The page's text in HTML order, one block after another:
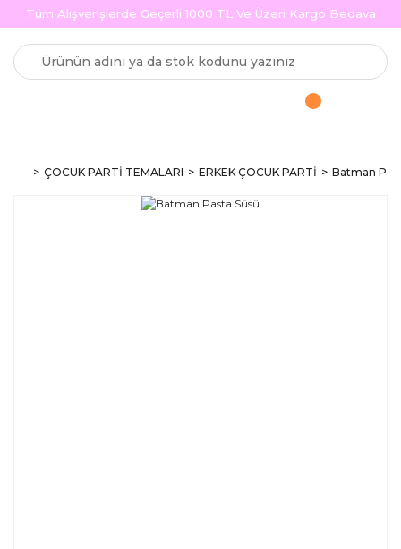
Tüm Alışverişlerde Geçerli 1000 TL Ve Üzeri Kargo Bedava
ÇOCUK PARTİ TEMALARI ERKEK ÇOCUK PARTİ Batman